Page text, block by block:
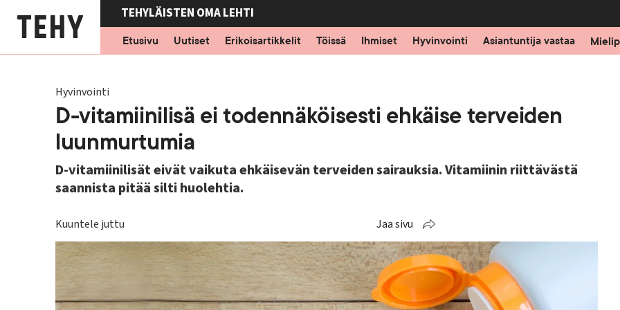
pääsisältöön
TEHYLÄISTEN OMA LEHTI
Etusivu
Uutiset Erikoisartikkelit Töissä Ihmiset Hyvinvointi Asiantuntija vastaa
Hyvinvointi
D-vitamiinilisä ei todennäköisesti ehkäise terveiden
luunmurtumia
D-vitamiinilisät eivät vaikuta ehkäisevän terveiden sairauksia. Vitamiinin riittävästä
saannista pitää silti huolehtia.
Kuuntele juttu Jaa sivu